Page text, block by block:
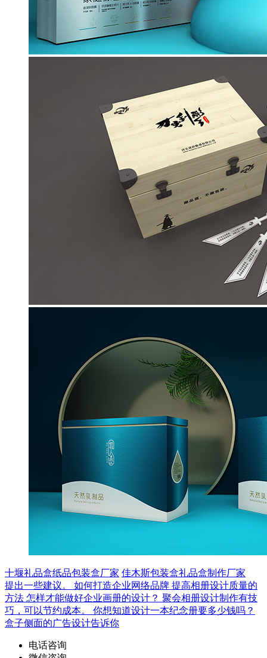
十堰礼品盒纸品包装盒厂家 佳木斯包装盒礼品盒制作厂家
提出一些建议。 如何打造企业网络品牌 提高相册设计质量的
方法 怎样才能做好企业画册的设计？ 聚会相册设计制作有技
巧，可以节约成本。 你想知道设计一本纪念册要多少钱吗？
盒子侧面的广告设计告诉你
电话咨询